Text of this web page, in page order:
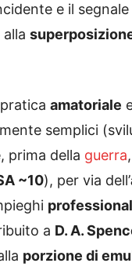
e il
amatoriale
semplici
prima della guerra
~10), per via dell’
a D. A.
porzione di